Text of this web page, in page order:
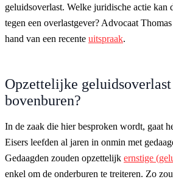
geluidsoverlast. Welke juridische actie kan
tegen een overlastgever? Advocaat
hand van een recente uitspraak.
Opzettelijke
bovenburen?
In de zaak die hier besproken wordt, gaat
Eisers leefden al jaren in onmin met
Gedaagden zouden opzettelijk ernstige
enkel om de onderburen te treiteren. Zo